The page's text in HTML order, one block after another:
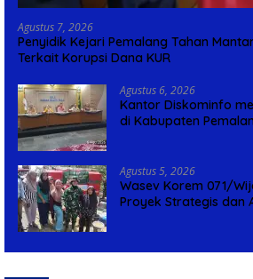
Agustus 7, 2026
Penyidik Kejari Pemalang Tahan
Terkait Korupsi Dana KUR
Agustus 6, 2026
Kantor Diskominfo
di Kabupaten
Agustus 5, 2026
Wasev Korem 071/
Proyek Strategis dan